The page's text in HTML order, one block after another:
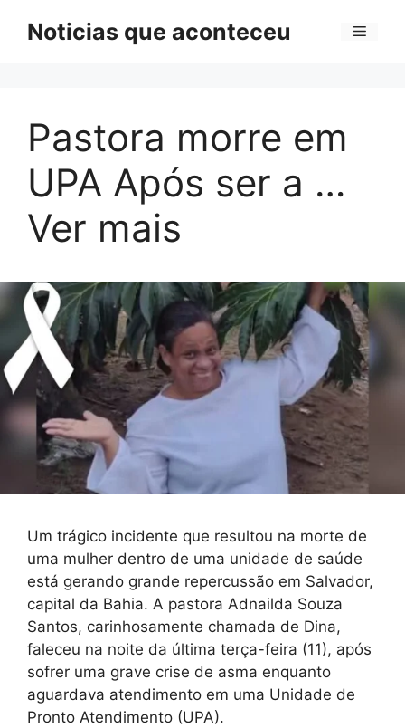
Noticias que aconteceu Menu
Pastora morre em
UPA Após ser a …
Ver mais
Um trágico incidente que resultou na morte de
uma mulher dentro de uma unidade de saúde
está gerando grande repercussão em Salvador,
capital da Bahia. A pastora Adnailda Souza
Santos, carinhosamente chamada de Dina,
faleceu na noite da última terça-feira (11), após
sofrer uma grave crise de asma enquanto
aguardava atendimento em uma Unidade de
Pronto Atendimento (UPA).